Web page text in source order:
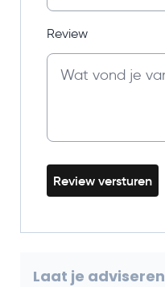
Review
Review versturen
Laat je adviseren